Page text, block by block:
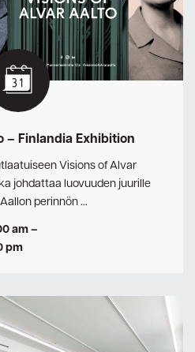
– Finlandia Exhibition
Visions of Alvar
johdattaa luovuuden juurille
perinnön …
am–
pm